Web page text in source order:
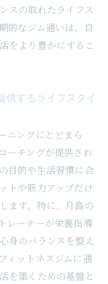
スの取れたライフス
的なジム通いは、自
をより豊かにするこ
供するライフスタイ
ニングにとどまら
ーチングが提供され
目的や生活習慣に合
トや筋力アップだけ
ます。特に、月島の
レーナーが栄養指導
身のバランスを整え
ィットネスジムに通
を築くための基盤と